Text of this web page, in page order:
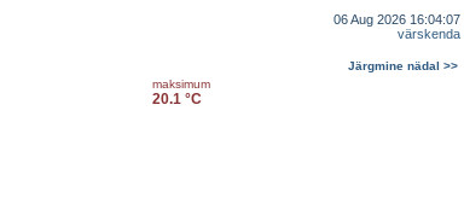
06 Aug 2026 16:04:07
värskenda
Järgmine nädal >>
maksimum
20.1 °C